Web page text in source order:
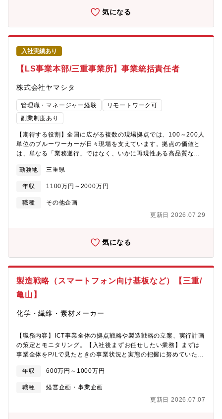
気になる
入社実績あり
【LS事業本部/三重事業所】事業統括責任者
株式会社ヤマシタ
管理職・マネージャー経験
リモートワーク可
副業制度あり
【期待する役割】全国に広がる複数の現場拠点では、100～200人
単位のブルーワーカーが日々現場を支えています。拠点の価値と
は、単なる「業務遂行」ではなく、いかに再現性ある高品質なオ
ての完成度にあります。現在、事業拡大に伴い新規拠点（奈良な
ど）の立ち上げが控える中、従来の属人的なマネジメントや現場
依存型のオペレーションでは限界を迎えつつあります。そのた
め、各拠点でPL責任を持ちつつ、業務設計・標準化・マネジメン
現場課題を構造化して解決し、経営の意思決定にも関わる拠点経
現在「6事業所8工場」あり、今後「6事業所10工場」への拡大を
目指しています。現状、社長が複数事業所を兼務している現状で
す。これらの背景より、事業の拡大と兼務解消による体制強化を
目指し、同社の拠点をお任せできる人材を募集いたします。【職
務内容例】■拠点単位の「事業体」として運営責任を担う経営実
務・100～200名規模の人員のマネジメント、組織開発、労務管
理・拠点の業務フロー・KPIの可視化と標準化・各拠点間でのノウ
革を実行するBPR業務・現場のオペレーションに深く入り、課題
る実装支援・現場施策の効果測定と、必要に応じた再設計・リフ
ァイン・経営層への提案および中長期的な拠点改善ロードマップ
の策定 ■複数拠点のマネジメント（兼務）も将来的に視野・高パ
新規拠点（例：奈良）の立ち上げ準備、工場設計への参画【ポジ
ョン経営戦略の立案から実行、事業部との連携・改革、社長直下
での新規事業創出までを一貫して担える環境です。単なる「絵を
勤務地 三重県
年収 1100万円～2000万円
職種
その他企画
更新日 2026.07.29
気になる
製造戦略（スマートフォン向け基板など）【三重/
亀山】
化学・繊維・素材メーカー
【職務内容】ICT事業全体の拠点戦略や製造戦略の立案、実行計画
の策定とモニタリング。【入社後まずお任せしたい業務】まずは
事業全体をP/Lで見たときの事業状況と実態の把握に努めていただ
ます。前述の通り事業全体の中の方針/戦略に関わる実行計画の一
翼を担っていただきたいと考えています。【将来的にお任せした
い業務/キャリアパスのイメージ】数年間の実務担当の後に、自律
し業務内容を遂行できるようになれば、次代製造戦略のマネジメ
年収 600万円～1000万円
職種
経営企画・事業企画
更新日 2026.07.07